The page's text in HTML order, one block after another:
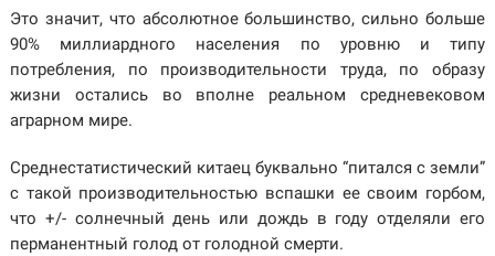
Это значит, что абсолютное большинство, сильно больше
90% миллиардного населения по уровню и типу
потребления, по производительности труда, по образу
жизни остались во вполне реальном средневековом
аграрном мире.
Среднестатистический китаец буквально “питался с земли”
с такой производительностью вспашки ее своим горбом,
что +/- солнечный день или дождь в году отделяли его
перманентный голод от голодной смерти.